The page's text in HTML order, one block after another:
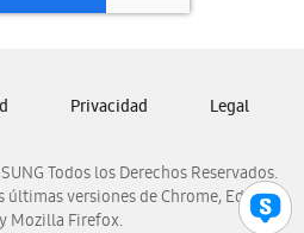
Panamá
Venezuela
Todos los Derechos Reservados.
últimas versiones de Chrome, Edge,
Mozilla Firefox.
Privacidad Legal